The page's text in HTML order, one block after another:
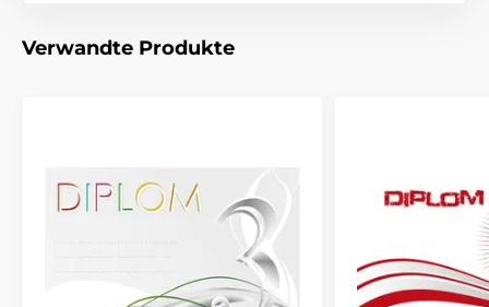
Verwandte Produkte